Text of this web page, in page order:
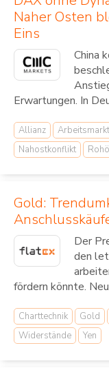
Naher Osten
Eins
China
Erwartungen. In
Allianz
Nahostkonflikt
Gold:
Der
den
fördern könnte.
Charttechnik Gold
Widerstände
Yen